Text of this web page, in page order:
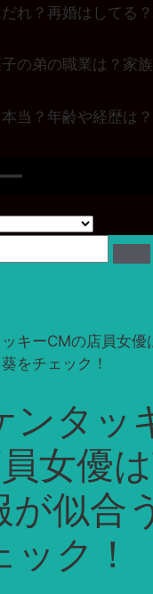
れ？再婚はしてる
の弟の職業は？家
当？年齢や経歴は
キーCMの店員女優
をチェック！
ンタッ
女優
似合
ク！